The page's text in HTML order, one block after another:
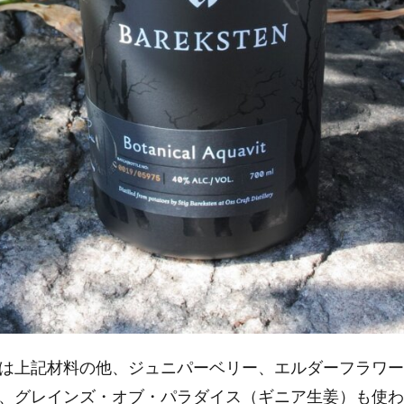
上記材料の他、ジュニパーベリー、エルダーフラワ
グレインズ・オブ・パラダイス（ギニア生姜）も使